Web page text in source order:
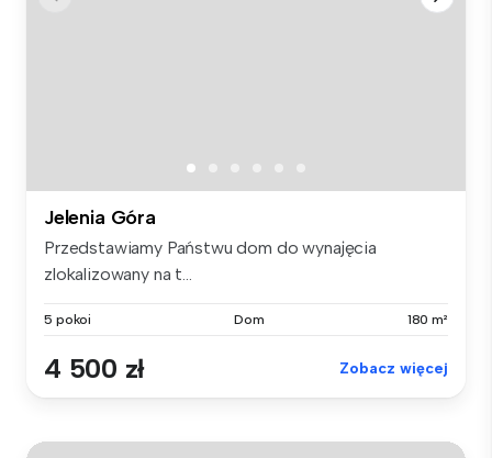
Jelenia Góra
Przedstawiamy Państwu dom do wynajęcia
zlokalizowany na t...
5 pokoi Dom 180 m²
4 500 zł Zobacz więcej